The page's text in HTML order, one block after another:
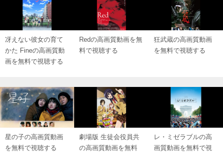
冴えない彼女の育て
かた Fineの高画質動
画を無料で視聴する
Redの高画質動画を無
料で視聴する
狂武蔵の高画質動画
を無料で視聴する
星の子の高画質動画
を無料で視聴する
劇場版 生徒会役員共
の高画質動画を無料
レ・ミゼラブルの高
画質動画を無料で視